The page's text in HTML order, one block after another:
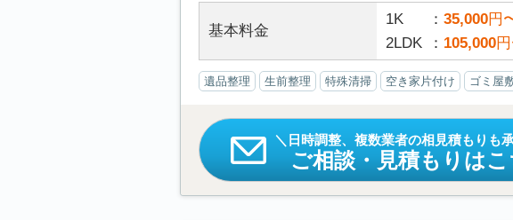
基本料金
1K 35,000円
2LDK
105,000
遺品整理 生前整理 特殊清掃 空き家片付け ゴミ屋
日時調整、複数業者の相見積もりも
ご相談・見積もりはこ